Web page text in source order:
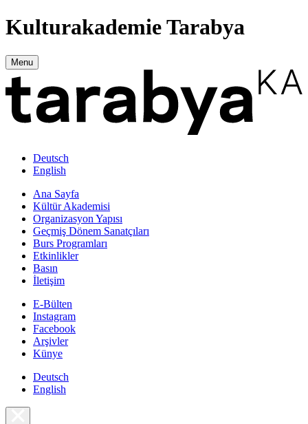
Kulturakademie Tarabya
Menu
Deutsch
English
Ana Sayfa
Kültür Akademisi
Organizasyon Yapısı
Geçmiş Dönem Sanatçıları
Burs Programları
Etkinlikler
Basın
İletişim
E-Bülten
Instagram
Facebook
Arşivler
Künye
Deutsch
English